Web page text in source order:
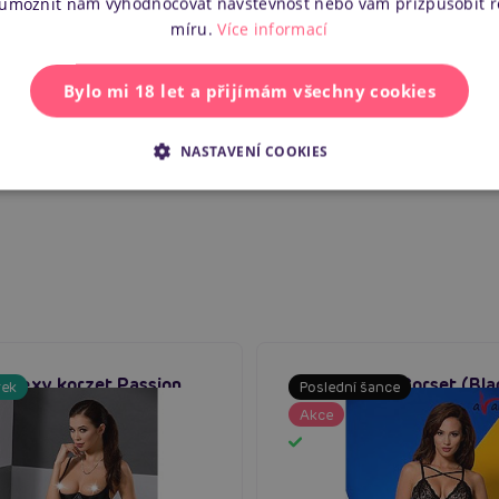
Výrobce
Manuál k
sexy korzet Passion
Poslední šance
Akce
Avanua LOU Corset
míru. Více informací
Bylo mi 18 let a přijímám všechny cookies
NASTAVENÍ COOKIES